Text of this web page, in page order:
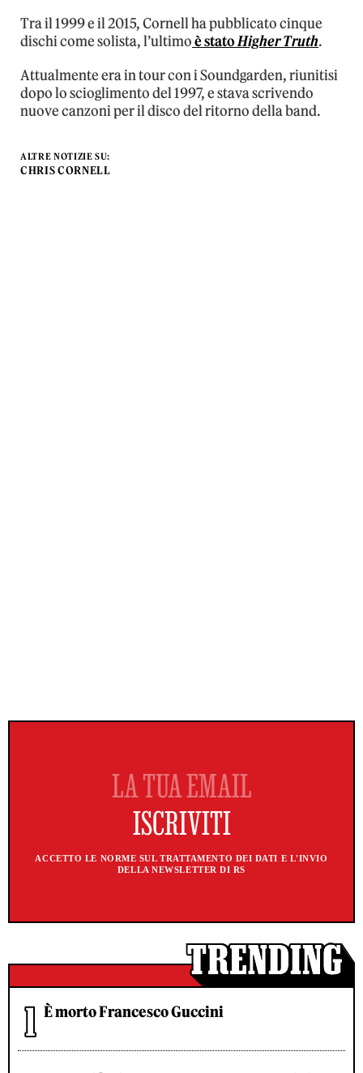
Tra il 1999 e il 2015, Cornell ha pubblicato cinque
dischi come solista, l’ultimoè statoHigher Truth.
Attualmente era in tour con i Soundgarden, riunitisi
dopo lo scioglimento del 1997, e stava scrivendo
nuove canzoni per il disco del ritorno della band.
ALTRE NOTIZIE SU:
CHRIS CORNELL
ACCETTO LE NORME SUL TRATTAMENTO DEI DATI E L'INVIO
DELLA NEWSLETTER DI RS
È morto Francesco Guccini